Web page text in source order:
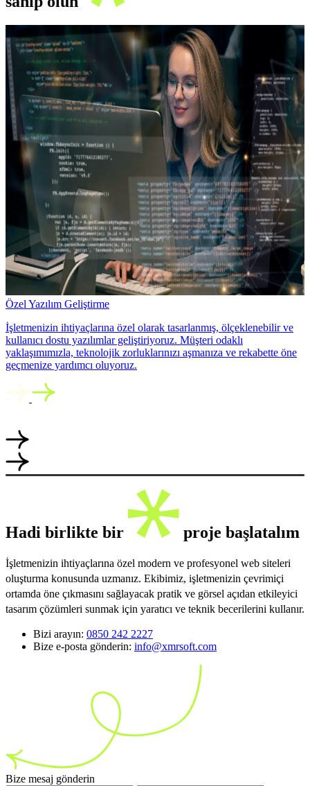
Özel Yazılım Geliştirme
İşletmenizin ihtiyaçlarına özel olarak tasarlanmış, ölçeklenebilir ve
kullanıcı dostu yazılımlar geliştiriyoruz. Müşteri odaklı
yaklaşımımızla, teknolojik zorluklarınızı aşmanıza ve rekabette öne
geçmenize yardımcı oluyoruz.
Hadi birlikte bir proje başlatalım
İşletmenizin ihtiyaçlarına özel modern ve profesyonel web siteleri
oluşturma konusunda uzmanız. Ekibimiz, işletmenizin çevrimiçi
ortamda öne çıkmasını sağlayacak pratik ve görsel açıdan etkileyici
tasarım çözümleri sunmak için yaratıcı ve teknik becerilerini kullanır.
Bizi arayın: 0850 242 2227
Bize e-posta gönderin: info@xmrsoft.com
Bize mesaj gönderin